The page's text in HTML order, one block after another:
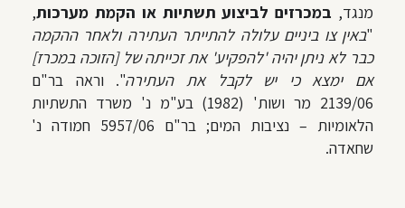
מנגד, במכרזים לביצוע תשתיות או הקמת מערכות,
"באין צו ביניים עלולה להתייתר העתירה ולאחר ההקמה
כבר לא ניתן יהיה 'להפקיע' את זכייתה של [הזוכה במכרז]
אם ימצא כי יש לקבל את העתירה". וראה בר"ם
2139/06
מר ושות' (1982) בע"מ נ' משרד התשתיות
הלאומיות – נציבות המים; בר"ם 5957/06 חמודה נ'
שחאדה.